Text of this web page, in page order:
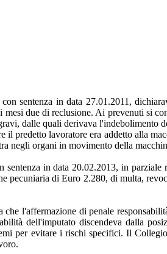
sentenza in data 27.01.2011,
mesi due di reclusione. Ai prevenuti si
dalle quali derivava l'indebolimento
il predetto lavoratore era addetto alla
negli organi in movimento della
in data 20.02.2013, in
pecuniaria di Euro 2.280, di multa,
che l'affermazione di penale
dell'imputato discendeva dalla
per evitare i rischi specifici. Il